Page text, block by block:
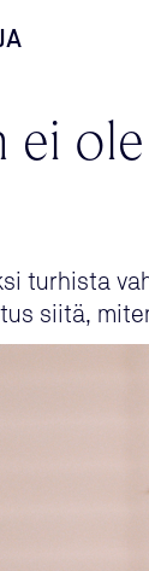
ei
turhista
siitä,